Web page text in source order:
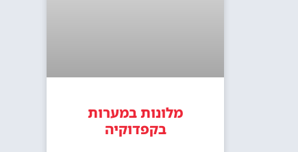
מלונות במערות
בקפדוקיה